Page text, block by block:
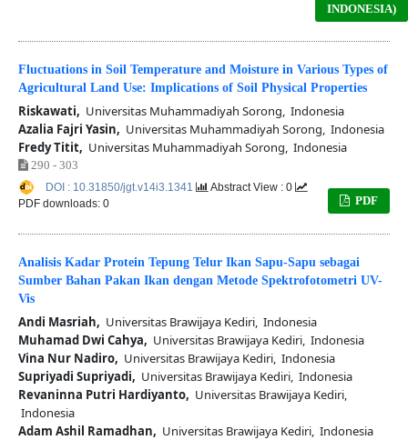
INDONESIA)
Fluctuations in Soil Temperature and Moisture in Various Types of
Agricultural Land Use: Implications of Soil Physical Properties
Riskawati, Universitas Muhammadiyah Sorong, Indonesia
Azalia Fajri Yasin, Universitas Muhammadiyah Sorong, Indonesia
Fredy Titit, Universitas Muhammadiyah Sorong, Indonesia
290 - 303
PDF
DOI : 10.31850/jgt.v14i3.1341
Abstract View : 0
PDF downloads: 0
Analisis Kadar Protein Tepung Telur Ikan Sapu-Sapu sebagai
Sumber Bahan Pakan Ikan dengan Metode Spektrofotometri UV-
Vis
Andi Masriah, Universitas Brawijaya Kediri, Indonesia
Muhamad Dwi Cahya, Universitas Brawijaya Kediri, Indonesia
Vina Nur Nadiro, Universitas Brawijaya Kediri, Indonesia
Supriyadi Supriyadi, Universitas Brawijaya Kediri, Indonesia
Revaninna Putri Hardiyanto, Universitas Brawijaya Kediri,
Indonesia
Adam Ashil Ramadhan, Universitas Brawijaya Kediri, Indonesia